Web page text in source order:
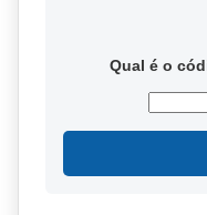
Qual é o